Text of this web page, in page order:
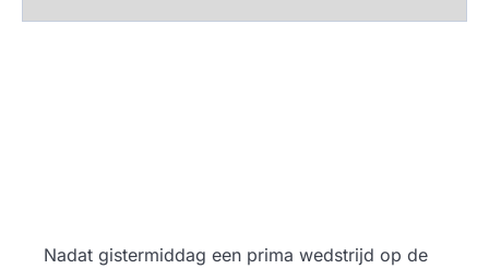
Nadat gistermiddag een prima wedstrijd op de